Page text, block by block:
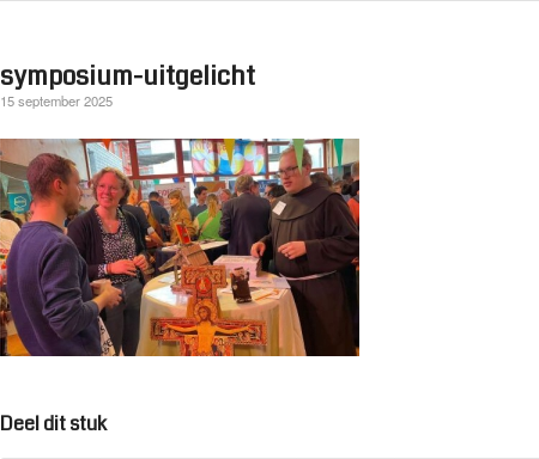
symposium-uitgelicht
15 september 2025
Deel dit stuk